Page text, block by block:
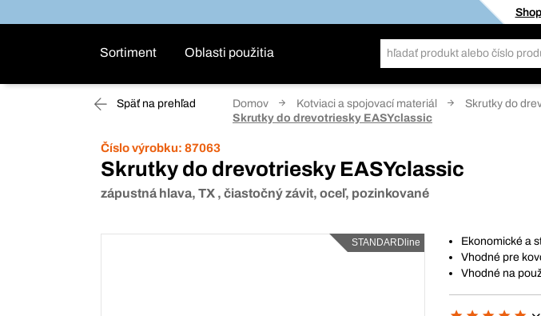
Shop
Sortiment Oblasti použitia
Späť na prehľad Domov Kotviaci a spojovací materiál Skrutky do
Skrutky do drevotriesky EASYclassic
Číslo výrobku: 87063
Skrutky do drevotriesky EASYclassic
zápustná hlava, TX , čiastočný závit, oceľ, pozinkované
STANDARDline
Ekonomické a
Vhodné pre
Vhodné na